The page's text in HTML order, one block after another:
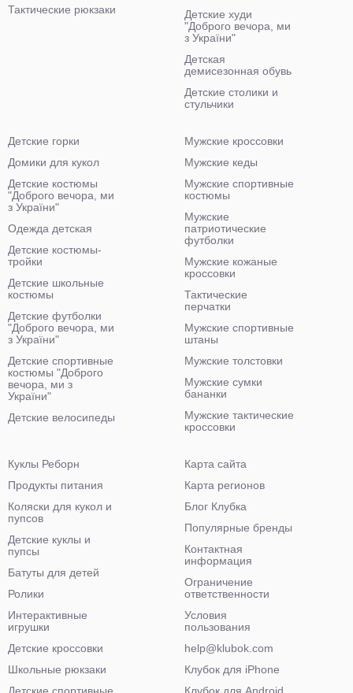
Тактические рюкзаки
Детские худи
"Доброго вечора, ми
з України"
Детская
демисезонная обувь
Детские столики и
стульчики
Детские горки
Домики для кукол
Детские костюмы
"Доброго вечора, ми
з України"
Одежда детская
Детские костюмы-
тройки
Детские школьные
костюмы
Детские футболки
"Доброго вечора, ми
з України"
Детские спортивные
костюмы "Доброго
вечора, ми з
України"
Детские велосипеды
Мужские кроссовки
Мужские кеды
Мужские спортивные
костюмы
Мужские
патриотические
футболки
Мужские кожаные
кроссовки
Тактические
перчатки
Мужские спортивные
штаны
Мужские толстовки
Мужские сумки
бананки
Мужские тактические
кроссовки
Куклы Реборн
Продукты питания
Коляски для кукол и
пупсов
Детские куклы и
пупсы
Батуты для детей
Ролики
Интерактивные
игрушки
Детские кроссовки
Школьные рюкзаки
Карта сайта
Карта регионов
Блог Клубка
Популярные бренды
Контактная
информация
Ограничение
ответственности
Условия
пользования
help@klubok.com
Клубок для iPhone